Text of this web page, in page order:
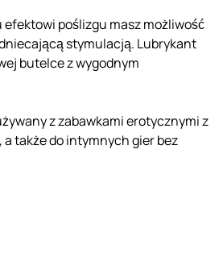
efektowi poślizgu masz możliwość
stymulacją. Lubrykant
butelce z wygodnym
z zabawkami erotycznymi z
a także do intymnych gier bez